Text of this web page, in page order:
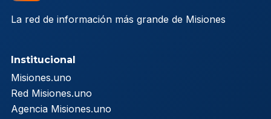
La red de información más grande de Misiones
Institucional
Misiones.uno
Red Misiones.uno
Agencia Misiones.uno